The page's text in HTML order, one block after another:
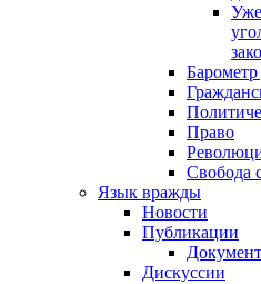
Право
Свобода
Язык вражды
Новости
Публикации
Дискуссии